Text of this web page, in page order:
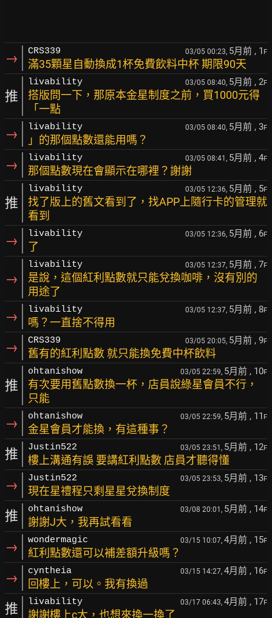
→ CRS339 03/05 00:23, 5月前 , 1 F
滿35顆星自動換成1杯免費飲料中杯 期限90天
推
livability 03/05 08:40, 5月前 , 2F
搭版問一下，那原本金星制度之前，買1000元得
「一點
→ livability 03/05 08:40, 5月前 , 3F
」的那個點數還能用嗎？
→ livability 03/05 08:41, 5月前 , 4F
那個點數現在會顯示在哪裡？謝謝
推
livability 03/05 12:36, 5月前 , 5F
找了版上的舊文看到了，找APP上隨行卡的管理就
看到
→ livability 03/05 12:36, 5月前 , 6F
了
→
livability 03/05 12:37, 5月前 , 7F
是說，這個紅利點數就只能兌換咖啡，沒有別的
用途了
→ livability 03/05 12:37, 5月前 , 8F
嗎？一直捨不得用
→ CRS339 03/05 20:05, 5月前 , 9F
舊有的紅利點數 就只能換免費中杯飲料
推
ohtanishow 03/05 22:59, 5月前 , 10F
有次要用舊點數換一杯，店員說綠星會員不行，
只能
→ ohtanishow 03/05 22:59, 5月前 , 11 F
金星會員才能換，有這種事？
推 Justin522 03/05 23:51, 5月前 , 12F
樓上溝通有誤 要講紅利點數 店員才聽得懂
→ Justin522 03/05 23:53, 5月前 , 13F
現在星禮程只剩星星兌換制度
推 ohtanishow 03/08 20:01, 5月前 , 14F
謝謝J大，我再試看看
→ wondermagic 03/15 10:07, 4月前 , 15F
紅利點數還可以補差額升級嗎？
→ cyntheia 03/15 14:27, 4月前 , 16F
回樓上，可以。我有換過
推 livability 03/17 06:43, 4月前 , 17F
謝謝樓上c大，也想來換一換了